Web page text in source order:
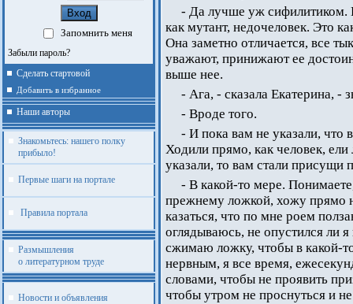
Запомнить меня
Забыли пароль?
Сделать стартовой
Добавить в избранное
Наши авторы
Знакомьтесь: нашего полку
прибыло!
Первые шаги на портале
Правила портала
Размышления
о литературном труде
Новости и объявления
- Да лучше уж сифилитиком.
как мутант, недочеловек. Это
Она заметно отличается, все
уважают, принижают ее
выше нее.
- Ага, - сказала Екатерина, -
- Вроде того.
- И пока вам не указали, что
Ходили прямо, как человек,
указали, то вам стали присущи
- В какой-то мере.
прежнему ложкой, хожу прямо
казаться, что по мне роем
оглядываюсь, не опустился ли
сжимаю ложку, чтобы в какой-
нервным, я все время,
словами, чтобы не проявить
чтобы утром не проснуться и